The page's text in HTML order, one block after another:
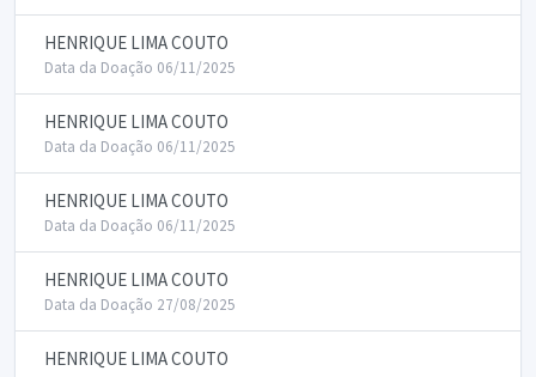
HENRIQUE LIMA COUTO
Data da Doação 06/11/2025
HENRIQUE LIMA COUTO
Data da Doação 06/11/2025
HENRIQUE LIMA COUTO
Data da Doação 06/11/2025
HENRIQUE LIMA COUTO
Data da Doação 27/08/2025
HENRIQUE LIMA COUTO